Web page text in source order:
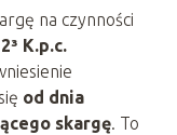
na czynności
K.p.c.
od dnia
skargę. To